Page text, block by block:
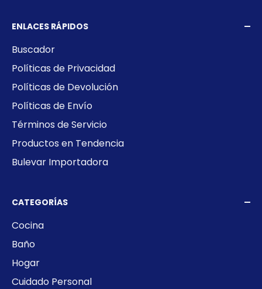
ENLACES RÁPIDOS
Buscador
Políticas de Privacidad
Políticas de Devolución
Políticas de Envío
Términos de Servicio
Productos en Tendencia
Bulevar Importadora
CATEGORÍAS
Cocina
Baño
Hogar
Cuidado Personal